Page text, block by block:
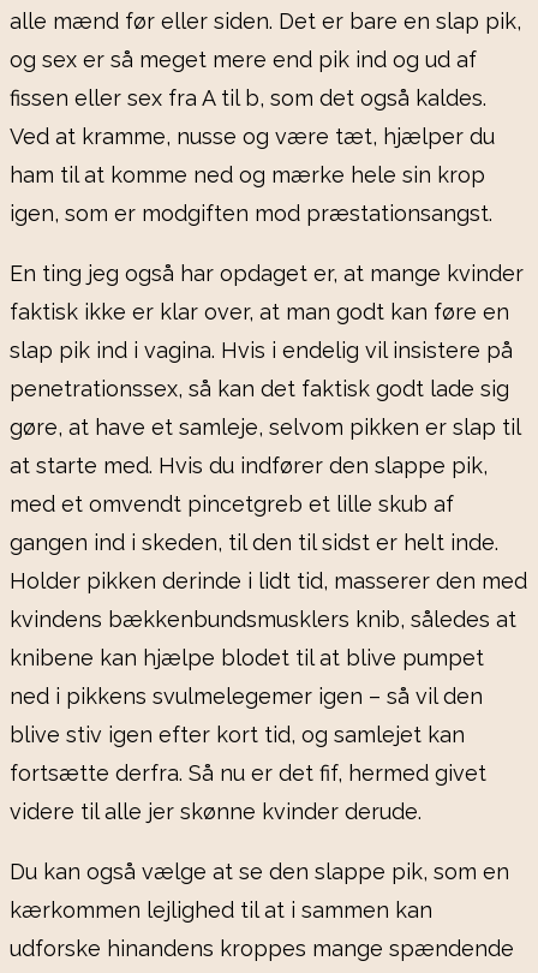
alle mænd før eller siden. Det er bare en slap pik,
og sex er så meget mere end pik ind og ud af
fissen eller sex fra A til b, som det også kaldes.
Ved at kramme, nusse og være tæt, hjælper du
ham til at komme ned og mærke hele sin krop
igen, som er modgiften mod præstationsangst.
En ting jeg også har opdaget er, at mange kvinder
faktisk ikke er klar over, at man godt kan føre en
slap pik ind i vagina. Hvis i endelig vil insistere på
penetrationssex, så kan det faktisk godt lade sig
gøre, at have et samleje, selvom pikken er slap til
at starte med. Hvis du indfører den slappe pik,
med et omvendt pincetgreb et lille skub af
gangen ind i skeden, til den til sidst er helt inde.
Holder pikken derinde i lidt tid, masserer den med
kvindens bækkenbundsmusklers knib, således at
knibene kan hjælpe blodet til at blive pumpet
ned i pikkens svulmelegemer igen – så vil den
blive stiv igen efter kort tid, og samlejet kan
fortsætte derfra. Så nu er det fif, hermed givet
videre til alle jer skønne kvinder derude.
Du kan også vælge at se den slappe pik, som en
kærkommen lejlighed til at i sammen kan
udforske hinandens kroppes mange spændende